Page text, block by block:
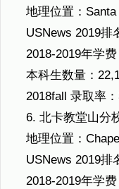
地理位置：
USNews 2019排
2018-2019年学
本科生数量：
2018fall 录取率
6. 北卡教堂山分
地理位置：
USNews 2019排
2018-2019年学